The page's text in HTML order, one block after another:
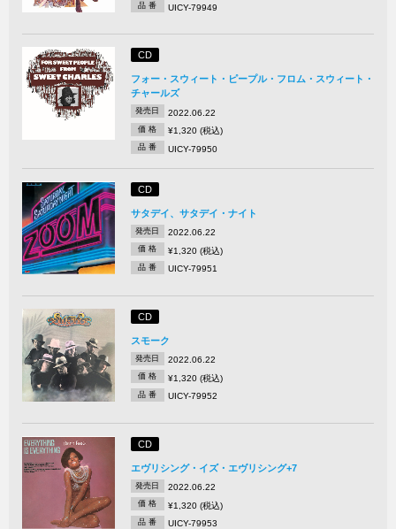
品 番 UICY-79949
CD
フォー・スウィート・ピープル・フロム・スウィート・
チャールズ
発売日 2022.06.22
価 格 ¥1,320 (税込)
品 番 UICY-79950
CD
サタデイ、サタデイ・ナイト
発売日 2022.06.22
価 格 ¥1,320 (税込)
品 番 UICY-79951
CD
スモーク
発売日 2022.06.22
価 格 ¥1,320 (税込)
品 番 UICY-79952
CD
エヴリシング・イズ・エヴリシング+7
発売日 2022.06.22
価 格 ¥1,320 (税込)
品 番 UICY-79953